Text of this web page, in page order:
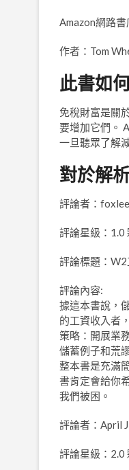
Amazon網路書
作者：Tom
此書如
免稅財富是關
要增加它們。
一旦聽眾了解
對於解
評論者：
評論星級：1.0
評論標題：
評論內容:
據這本書說，
的工資收入者
策略：開展業
儲蓄例子和荒
整本書是充滿
書肯定會給你
我們被困。
評論者：April
評論星級：2.0